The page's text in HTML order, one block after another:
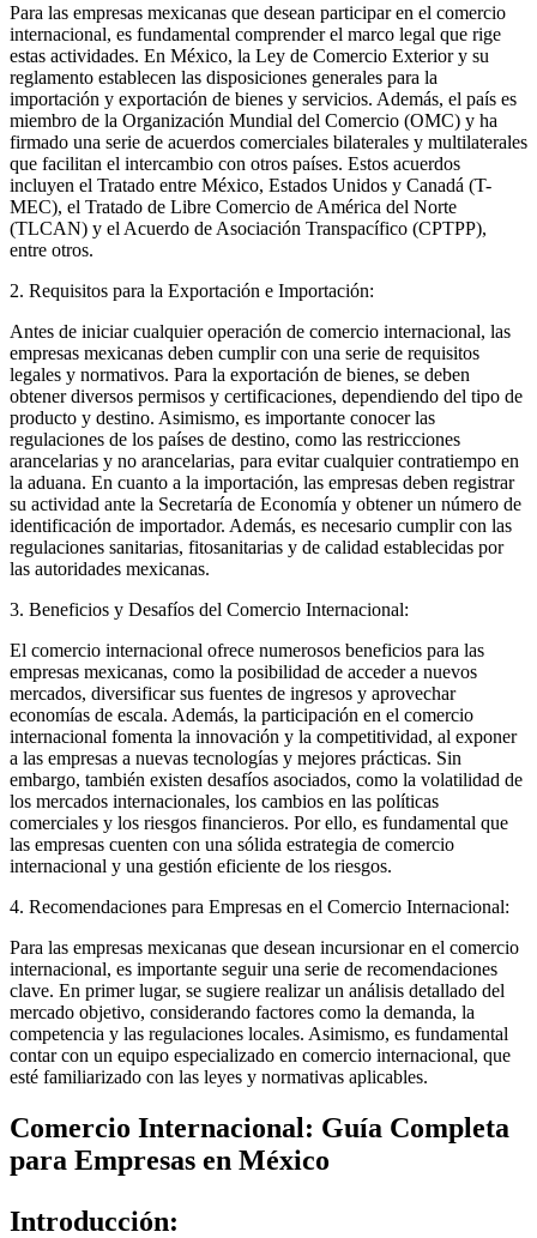
Para las empresas mexicanas que desean participar en el comercio
internacional, es fundamental comprender el marco legal que rige
estas actividades. En México, la Ley de Comercio Exterior y su
reglamento establecen las disposiciones generales para la
importación y exportación de bienes y servicios. Además, el país es
miembro de la Organización Mundial del Comercio (OMC) y ha
firmado una serie de acuerdos comerciales bilaterales y multilaterales
que facilitan el intercambio con otros países. Estos acuerdos
incluyen el Tratado entre México, Estados Unidos y Canadá (T-
MEC), el Tratado de Libre Comercio de América del Norte
(TLCAN) y el Acuerdo de Asociación Transpacífico (CPTPP),
entre otros.
2. Requisitos para la Exportación e Importación:
Antes de iniciar cualquier operación de comercio internacional, las
empresas mexicanas deben cumplir con una serie de requisitos
legales y normativos. Para la exportación de bienes, se deben
obtener diversos permisos y certificaciones, dependiendo del tipo de
producto y destino. Asimismo, es importante conocer las
regulaciones de los países de destino, como las restricciones
arancelarias y no arancelarias, para evitar cualquier contratiempo en
la aduana. En cuanto a la importación, las empresas deben registrar
su actividad ante la Secretaría de Economía y obtener un número de
identificación de importador. Además, es necesario cumplir con las
regulaciones sanitarias, fitosanitarias y de calidad establecidas por
las autoridades mexicanas.
3. Beneficios y Desafíos del Comercio Internacional:
El comercio internacional ofrece numerosos beneficios para las
empresas mexicanas, como la posibilidad de acceder a nuevos
mercados, diversificar sus fuentes de ingresos y aprovechar
economías de escala. Además, la participación en el comercio
internacional fomenta la innovación y la competitividad, al exponer
a las empresas a nuevas tecnologías y mejores prácticas. Sin
embargo, también existen desafíos asociados, como la volatilidad de
los mercados internacionales, los cambios en las políticas
comerciales y los riesgos financieros. Por ello, es fundamental que
las empresas cuenten con una sólida estrategia de comercio
internacional y una gestión eficiente de los riesgos.
4. Recomendaciones para Empresas en el Comercio Internacional:
Para las empresas mexicanas que desean incursionar en el comercio
internacional, es importante seguir una serie de recomendaciones
clave. En primer lugar, se sugiere realizar un análisis detallado del
mercado objetivo, considerando factores como la demanda, la
competencia y las regulaciones locales. Asimismo, es fundamental
contar con un equipo especializado en comercio internacional, que
esté familiarizado con las leyes y normativas aplicables.
Comercio Internacional: Guía Completa
para Empresas en México
Introducción: